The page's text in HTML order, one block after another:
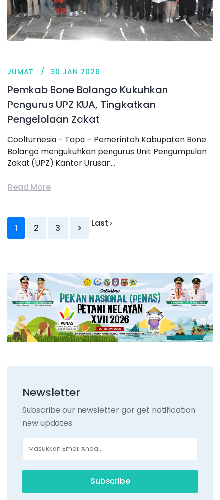
JUMAT 30 JAN 2026
Pemkab Bone Bolango Kukuhkan
Pengurus UPZ KUA, Tingkatkan
Pengelolaan Zakat
Coolturnesia - Tapa – Pemerintah Kabupaten Bone
Bolango mengukuhkan pengurus Unit Pengumpulan
Zakat (UPZ) Kantor Urusan...
Read More
1 2 3 > Last ›
Newsletter
Subscribe our newsletter gor get notification
new updates.
Subscribe